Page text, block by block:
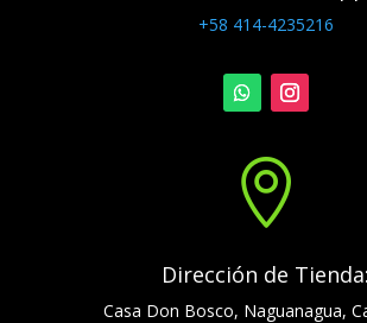
+58 414-4235216

Dirección de Tienda:
Casa Don Bosco, Naguanagua,